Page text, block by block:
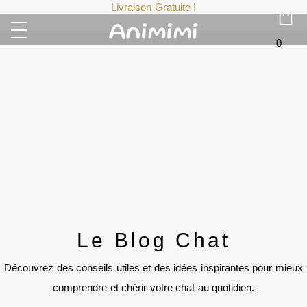
Livraison Gratuite !
0
Le Blog Chat
Découvrez des conseils utiles et des idées inspirantes pour mieux
comprendre et chérir votre chat au quotidien.